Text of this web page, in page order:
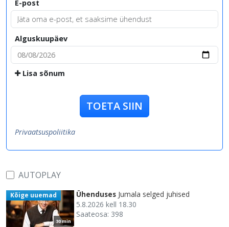
E-post
Alguskuupäev
Lisa sõnum
TOETA SIIN
Privaatsuspoliitika
AUTOPLAY
30 min
Kõige uuemad Ühenduses Jumala selged juhised
5.8.2026 kell 18.30
Saateosa: 398